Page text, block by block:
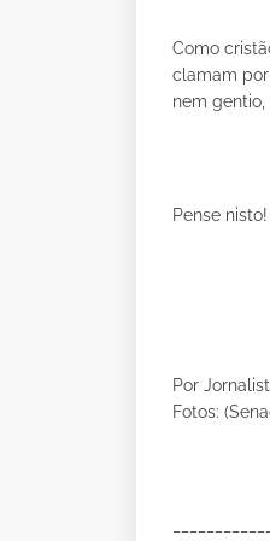
Como
clamam
nem gentio,
Pense nisto!
Por
Fotos: